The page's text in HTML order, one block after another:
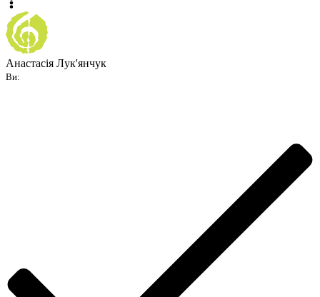
Анастасія Лук'янчук
Ви: